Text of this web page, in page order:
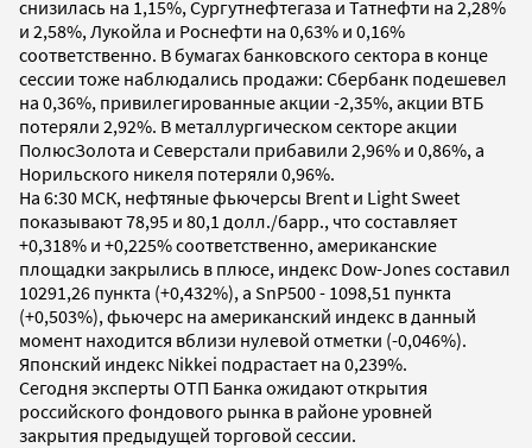
снизилась на 1,15%, Сургутнефтегаза и Татнефти на 2,28%
и 2,58%, Лукойла и Роснефти на 0,63% и 0,16%
соответственно. В бумагах банковского сектора в конце
сессии тоже наблюдались продажи: Сбербанк подешевел
на 0,36%, привилегированные акции -2,35%, акции ВТБ
потеряли 2,92%. В металлургическом секторе акции
ПолюсЗолота и Северстали прибавили 2,96% и 0,86%, а
Норильского никеля потеряли 0,96%.
На 6:30 МСК, нефтяные фьючерсы Brent и Light Sweet
показывают 78,95 и 80,1 долл./барр., что составляет
+0,318% и +0,225% соответственно, американские
площадки закрылись в плюсе, индекс Dow-Jones составил
10291,26 пункта (+0,432%), а SnP500 - 1098,51 пункта
(+0,503%), фьючерс на американский индекс в данный
момент находится вблизи нулевой отметки (-0,046%).
Японский индекс Nikkei подрастает на 0,239%.
Сегодня эксперты ОТП Банка ожидают открытия
российского фондового рынка в районе уровней
закрытия предыдущей торговой сессии.